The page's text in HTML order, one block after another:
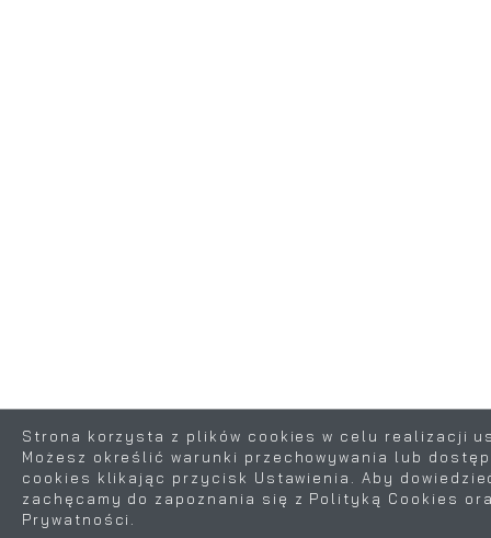
Strona korzysta z plików cookies w celu realizacji
Możesz określić warunki przechowywania lub
cookies klikając przycisk Ustawienia. Aby
zachęcamy do zapoznania się z Polityką Cookies
Prywatności.
ZAPISZ WYBRANE